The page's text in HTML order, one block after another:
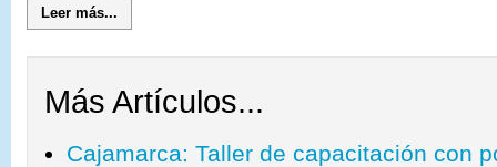
Leer más...
Más Artículos...
Cajamarca: Taller de capacitación con